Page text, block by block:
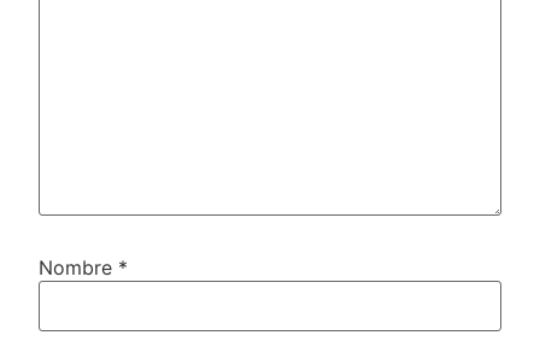
Nombre *